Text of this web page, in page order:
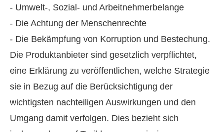
- Umwelt-, Sozial- und Arbeitnehmerbelange
- Die Achtung der Menschenrechte
- Die Bekämpfung von Korruption und Bestechung.
Die Produktanbieter sind gesetzlich verpflichtet,
eine Erklärung zu veröffentlichen, welche Strategie
sie in Bezug auf die Berücksichtigung der
wichtigsten nachteiligen Auswirkungen und den
Umgang damit verfolgen. Dies bezieht sich